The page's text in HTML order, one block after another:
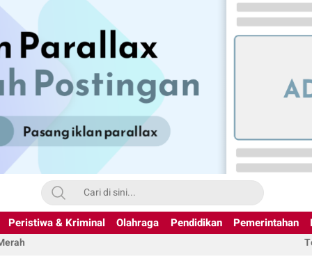
Peristiwa & Kriminal Olahraga Pendidikan Pemerintahan